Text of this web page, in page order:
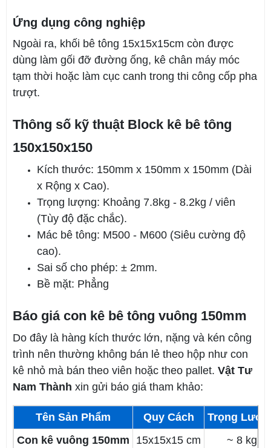
Ứng dụng công nghiệp
Ngoài ra, khối bê tông 15x15x15cm còn được
dùng làm gối đỡ đường ống, kê chân máy móc
tạm thời hoặc làm cục canh trong thi công cốp pha
trượt.
Thông số kỹ thuật Block kê bê tông
150x150x150
Kích thước: 150mm x 150mm x 150mm (Dài
x Rộng x Cao).
Trọng lượng: Khoảng 7.8kg - 8.2kg / viên
(Tùy độ đặc chắc).
Mác bê tông: M500 - M600 (Siêu cường độ
cao).
Sai số cho phép: ± 2mm.
Bề mặt: Phẳng
Báo giá con kê bê tông vuông 150mm
Do đây là hàng kích thước lớn, nặng và kén công
trình nên thường không bán lẻ theo hộp như con
kê nhỏ mà bán theo viên hoặc theo pallet. Vật Tư
Nam Thành xin gửi báo giá tham khảo:
Tên Sản Phẩm Quy Cách
Trọng
Con kê vuông 150mm
15x15x15 cm
~ 8 kg